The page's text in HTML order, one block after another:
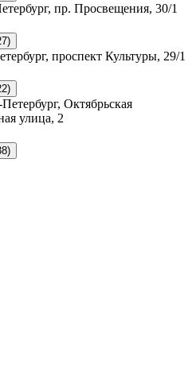
пр. Просвещения, 30/1
проспект Культуры, 29/1
Октябрьская
улица, 2